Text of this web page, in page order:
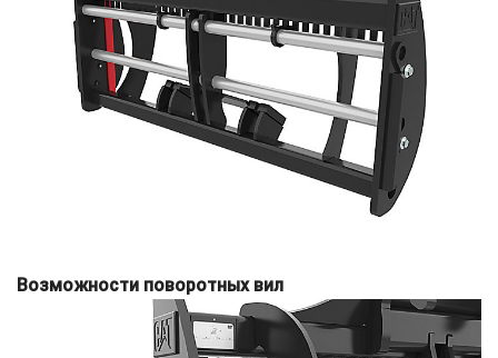
Возможности поворотных вил